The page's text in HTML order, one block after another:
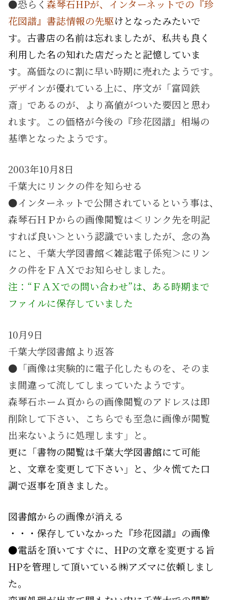
●恐らく 森琴石HPが、インターネットでの『珍
花図譜』書誌情報の先駆けとなったみたいで
す。 古書店の名前は忘れましたが、私共も良く
利用した名の知れた店だったと記憶していま
す。高価なのに割に早い時期に売れたようです。
デザインが優れている上に、序文が「富岡鉄
斎」であるのが、より高値がついた要因と思わ
れます。この価格が今後の『珍花図譜』相場の
基準となったようです。
2003年10月8日
千葉大にリンクの件を知らせる
●インターネットで公開されているという事は、
森琴石ＨＰからの画像閲覧は＜リンク先を明記
すれば良い＞という認識でいましたが、念の為
にと、千葉大学図書館＜雑誌電子係宛＞にリン
クの件をＦＡＸでお知らせしました。
注：“ＦＡＸでの問い合わせ”は、ある時期まで
ファイルに保存していました
10月9日
千葉大学図書館より返答
●「画像は実験的に電子化したものを、そのま
ま間違って流してしまっていたようです。
森琴石ホーム頁からの画像閲覧のアドレスは即
削除して下さい、こちらでも至急に画像が閲覧
出来ないように処理します」と。
更に「書物の閲覧は千葉大学図書館にて可能
と、文章を変更して下さい」と、少々慌てた口
調で返事を頂きました。
図書館からの画像が消える
・・・保存していなかった『珍花図譜』の画像
●電話を頂いてすぐに、HPの文章を変更する旨
HPを管理して頂いている㈱アズマに依頼しまし
た。